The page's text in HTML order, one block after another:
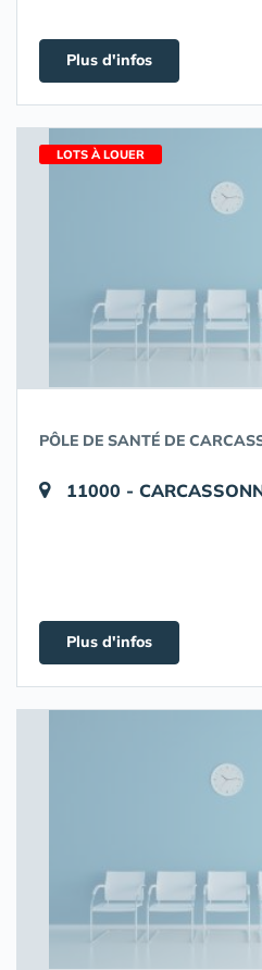
Plus d'infos
LOTS À LOUER
PÔLE DE SANTÉ DE
11000 -
Plus d'infos